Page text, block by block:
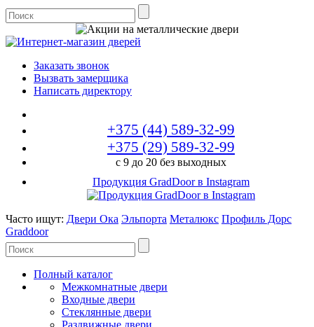
Заказать звонок
Вызвать замерщика
Написать директору
+375 (44) 589-32-99
+375 (29) 589-32-99
с 9 до 20 без выходных
Продукция GradDoor в Instagram
Часто ищут: Двери Ока Эльпорта Металюкс Профиль Дорс
Graddoor
Полный каталог
Межкомнатные двери
Входные двери
Стеклянные двери